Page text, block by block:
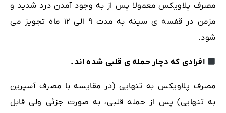
مصرف پلاویکس معمولا پس از به وجود آمدن درد شدید و
مزمن در قفسه ی سینه به مدت ۹ الی ۱۲ ماه تجویز می
شود.
افرادی که دچار حمله ی قلبی شده اند.
مصرف پلاویکس به تنهایی (در مقایسه با مصرف آسپرین
به تنهایی) پس از حمله قلبی، به صورت جزئی ولی قابل